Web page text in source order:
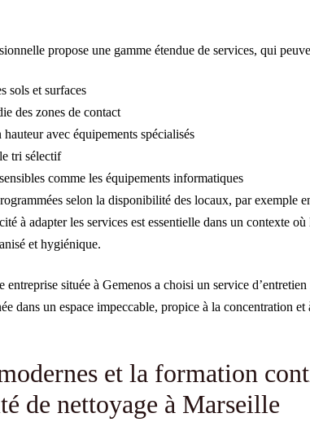
propose une gamme étendue de services, qui
sols et surfaces
des zones de contact
avec équipements spécialisés
tri sélectif
comme les équipements informatiques
selon la disponibilité des locaux, par exemple
à adapter les services est essentielle dans un contexte
et hygiénique.
située à Gemenos a choisi un service
dans un espace impeccable, propice à la concentration
et la formation
de nettoyage à Marseille